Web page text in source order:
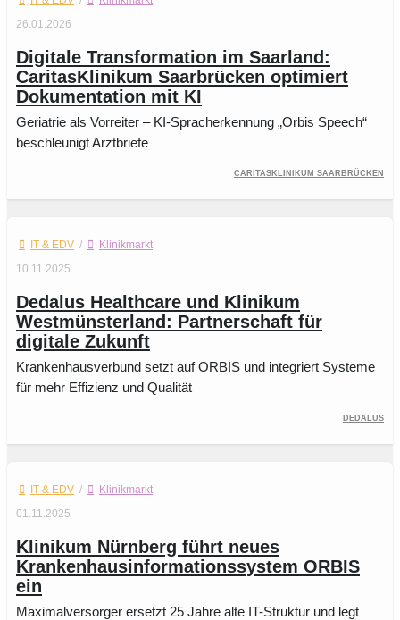
26.01.2026
Digitale Transformation im Saarland:
CaritasKlinikum Saarbrücken optimiert
Dokumentation mit KI
Geriatrie als Vorreiter – KI-Spracherkennung „Orbis Speech“
beschleunigt Arztbriefe
CaritasKlinikum Saarbrücken
IT & EDV /
Klinikmarkt
10.11.2025
Dedalus Healthcare und Klinikum
Westmünsterland: Partnerschaft für
digitale Zukunft
Krankenhausverbund setzt auf ORBIS und integriert Systeme
für mehr Effizienz und Qualität
Dedalus
IT & EDV /
Klinikmarkt
01.11.2025
Klinikum Nürnberg führt neues
Krankenhausinformationssystem ORBIS
ein
Maximalversorger ersetzt 25 Jahre alte IT-Struktur und legt